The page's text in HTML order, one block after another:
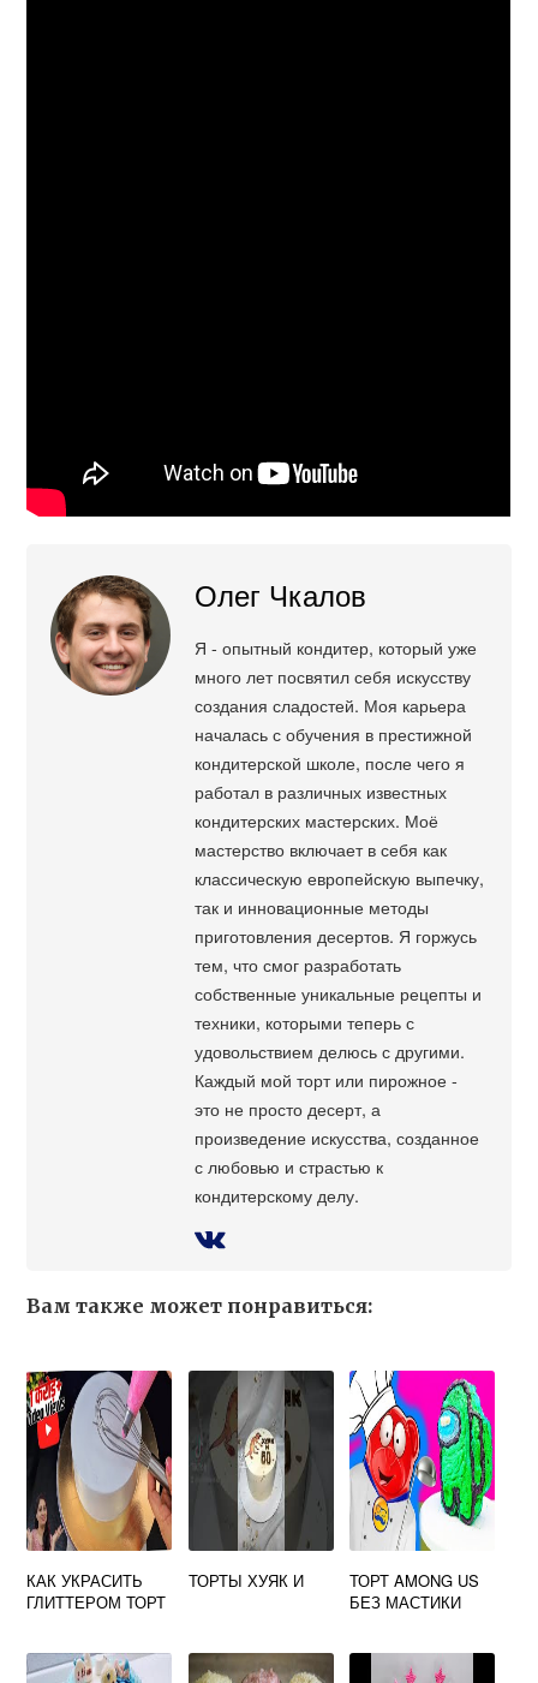
Олег Чкалов
Я - опытный кондитер, который уже
много лет посвятил себя искусству
создания сладостей. Моя карьера
началась с обучения в престижной
кондитерской школе, после чего я
работал в различных известных
кондитерских мастерских. Моё
мастерство включает в себя как
классическую европейскую выпечку,
так и инновационные методы
приготовления десертов. Я горжусь
тем, что смог разработать
собственные уникальные рецепты и
техники, которыми теперь с
удовольствием делюсь с другими.
Каждый мой торт или пирожное -
это не просто десерт, а
произведение искусства, созданное
с любовью и страстью к
кондитерскому делу.
Вам также может понравиться:
КАК УКРАСИТЬ
ГЛИТТЕРОМ ТОРТ
ТОРТЫ ХУЯК И
ТОРТ AMONG US
БЕЗ МАСТИКИ